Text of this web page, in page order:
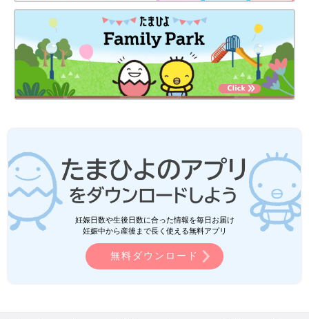
妊娠日数や生後日数に合った情報を毎日お届け
妊娠中から産後まで長く使える無料アプリ
無料ダウンロード